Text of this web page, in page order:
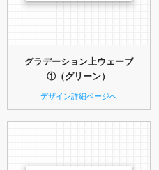
グラデーション上ウェーブ
①（グリーン）
デザイン詳細ページへ